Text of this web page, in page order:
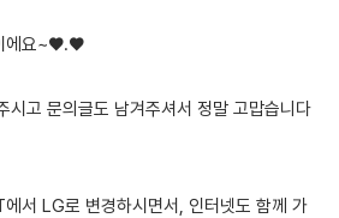
에요~♥.♥
시고 문의글도 남겨주셔서 정말 고맙습니다
서 LG로 변경하시면서, 인터넷도 함께 가